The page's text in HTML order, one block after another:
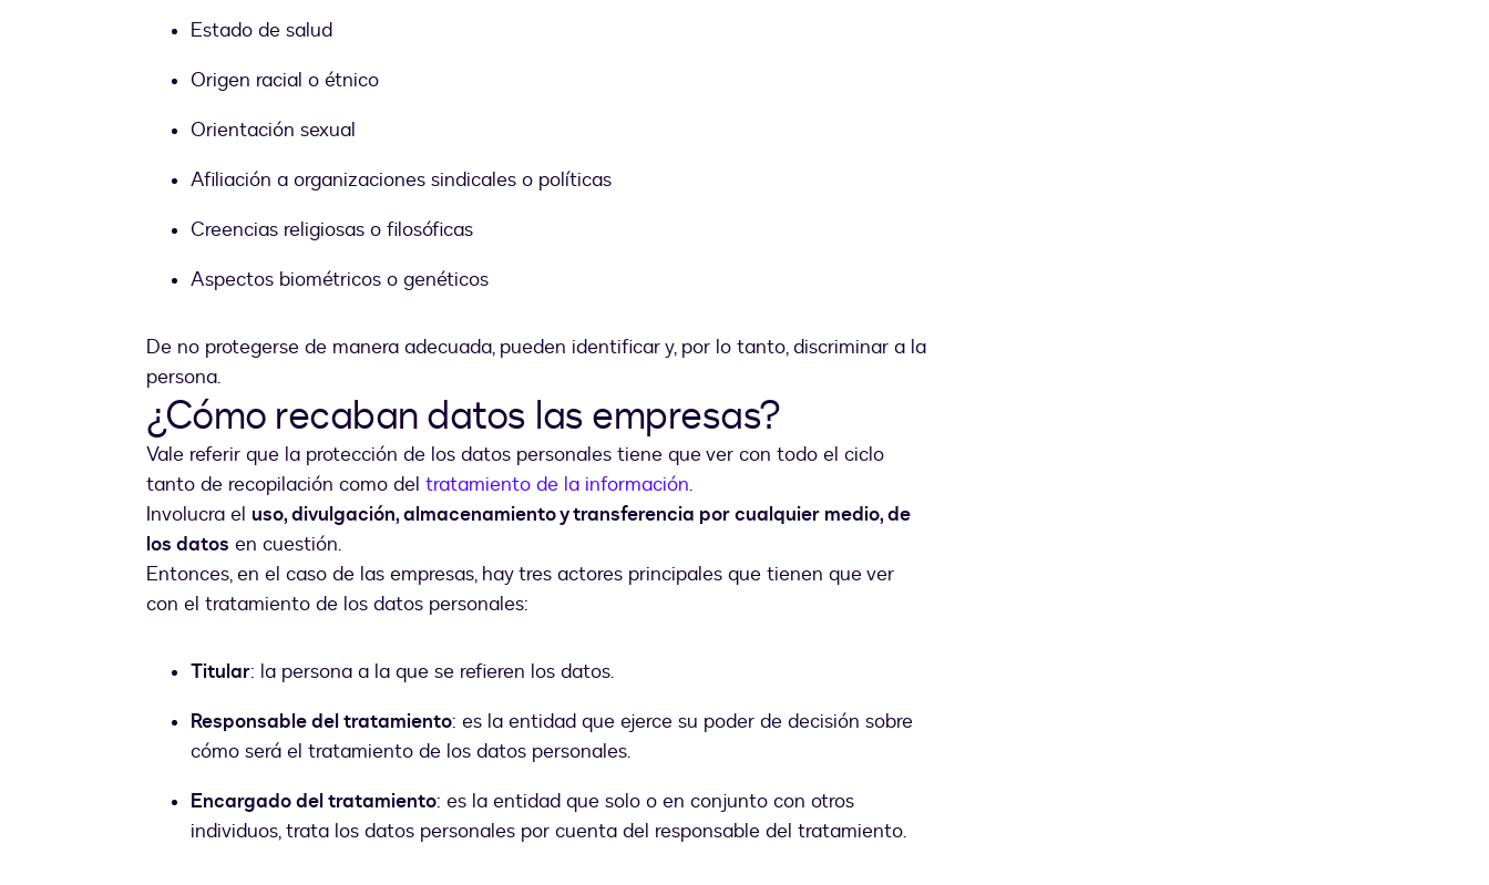
Estado de salud
Origen racial o étnico
Orientación sexual
Afiliación a organizaciones sindicales o políticas
Creencias religiosas o filosóficas
Aspectos biométricos o genéticos
De no protegerse de manera adecuada, pueden identificar y, por lo tanto, discriminar a la
persona.
¿Cómo recaban datos las empresas?
Vale referir que la protección de los datos personales tiene que ver con todo el ciclo
tanto de recopilación como del tratamiento de la información.
Involucra el uso, divulgación, almacenamiento y transferencia por cualquier medio, de
los datos en cuestión.
Entonces, en el caso de las empresas, hay tres actores principales que tienen que ver
con el tratamiento de los datos personales:
Titular: la persona a la que se refieren los datos.
Responsable del tratamiento: es la entidad que ejerce su poder de decisión sobre
cómo será el tratamiento de los datos personales.
Encargado del tratamiento: es la entidad que solo o en conjunto con otros
individuos, trata los datos personales por cuenta del responsable del tratamiento.